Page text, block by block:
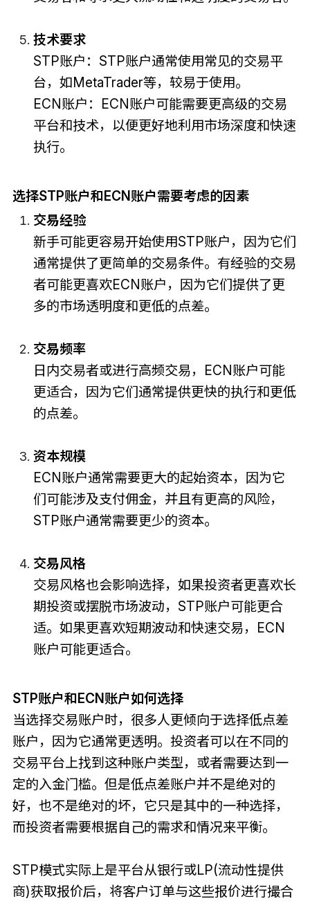
技术要求
STP账户：STP账户通常使用常见的交易平
台，如MetaTrader等，较易于使用。
ECN账户：ECN账户可能需要更高级的交易
平台和技术，以便更好地利用市场深度和快速
执行。
选择STP账户和ECN账户需要考虑的因素
交易经验
新手可能更容易开始使用STP账户，因为它们
通常提供了更简单的交易条件。有经验的交易
者可能更喜欢ECN账户，因为它们提供了更
多的市场透明度和更低的点差。
交易频率
日内交易者或进行高频交易，ECN账户可能
更适合，因为它们通常提供更快的执行和更低
的点差。
资本规模
ECN账户通常需要更大的起始资本，因为它
们可能涉及支付佣金，并且有更高的风险，
STP账户通常需要更少的资本。
交易风格
交易风格也会影响选择，如果投资者更喜欢长
期投资或摆脱市场波动，STP账户可能更合
适。如果更喜欢短期波动和快速交易，ECN
账户可能更适合。
STP账户和ECN账户如何选择
当选择交易账户时，很多人更倾向于选择低点差
账户，因为它通常更透明。投资者可以在不同的
交易平台上找到这种账户类型，或者需要达到一
定的入金门槛。但是低点差账户并不是绝对的
好，也不是绝对的坏，它只是其中的一种选择，
而投资者需要根据自己的需求和情况来平衡。
STP模式实际上是平台从银行或LP(流动性提供
商)获取报价后，将客户订单与这些报价进行撮合